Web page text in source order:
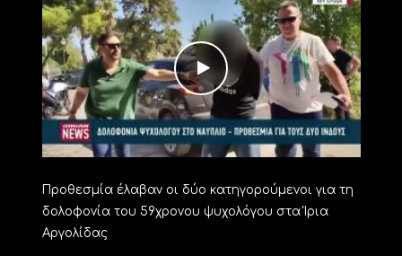
Προθεσμία έλαβαν οι δύο κατηγορούμενοι για τη
δολοφονία του 59χρονου ψυχολόγου στα Ίρια
Αργολίδας